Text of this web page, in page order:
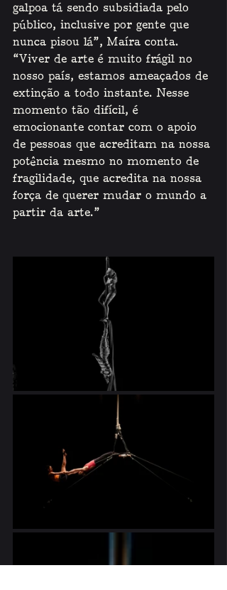
galpoa tá sendo subsidiada pelo
público, inclusive por gente que
nunca pisou lá”, Maíra conta.
“Viver de arte é muito frágil no
nosso país, estamos ameaçados de
extinção a todo instante. Nesse
momento tão difícil, é
emocionante contar com o apoio
de pessoas que acreditam na nossa
potência mesmo no momento de
fragilidade, que acredita na nossa
força de querer mudar o mundo a
partir da arte.”